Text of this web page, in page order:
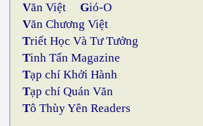
Văn Việt Gió-O
Văn Chương Việt
Triết Học Và Tư Tưởng
Tinh Tấn Magazine
Tạp chí Khởi Hành
Tạp chí Quán Văn
Tô Thùy Yên Readers